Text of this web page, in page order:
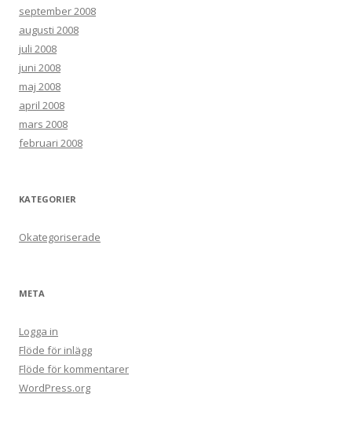
september 2008
augusti 2008
juli 2008
juni 2008
maj 2008
april 2008
mars 2008
februari 2008
KATEGORIER
Okategoriserade
META
Logga in
Flöde för inlägg
Flöde för kommentarer
WordPress.org